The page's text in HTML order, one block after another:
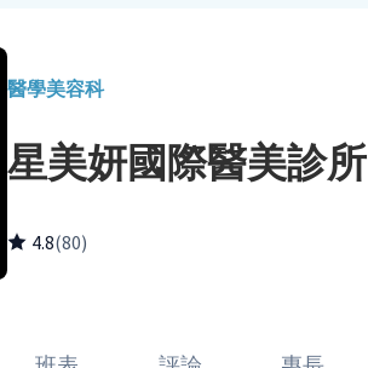
醫學美容科
星美妍國際醫美診所
4.8(80)